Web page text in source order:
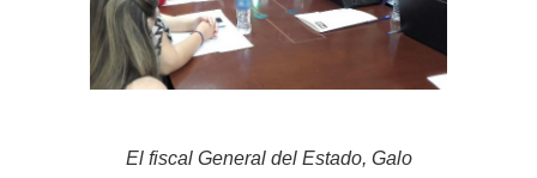
El fiscal General del Estado, Galo